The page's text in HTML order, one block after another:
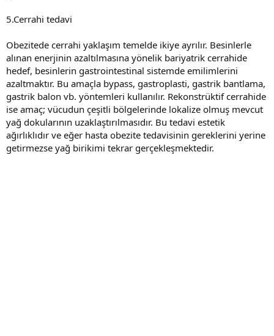
5.Cerrahi tedavi
Obezitede cerrahi yaklaşım temelde ikiye ayrılır. Besinlerle
alınan enerjinin azaltılmasına yönelik bariyatrik cerrahide
hedef, besinlerin gastrointestinal sistemde emilimlerini
azaltmaktır. Bu amaçla bypass, gastroplasti, gastrik bantlama,
gastrik balon vb. yöntemleri kullanılır. Rekonstrüktif cerrahide
ise amaç; vücudun çeşitli bölgelerinde lokalize olmuş mevcut
yağ dokularının uzaklaştırılmasıdır. Bu tedavi estetik
ağırlıklıdır ve eğer hasta obezite tedavisinin gereklerini yerine
getirmezse yağ birikimi tekrar gerçekleşmektedir.